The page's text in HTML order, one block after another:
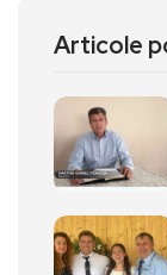
Articole